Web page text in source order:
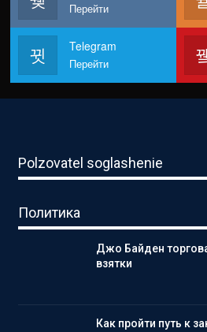
Перейти
Telegram
Перейти
Polzovatel soglashenie
Политика
Джо Байден
взятки
Как пройти путь к